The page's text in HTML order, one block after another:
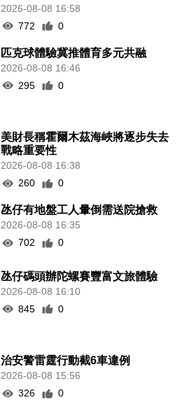
2026-08-08 16:58
772
0
匹克球體驗冀推體育多元共融
2026-08-08 16:46
295
0
美財長稱霍爾木茲海峽將逐步失去
戰略重要性
2026-08-08 16:38
260
0
氹仔有地盤工人暈倒需送院搶救
2026-08-08 16:35
702
0
氹仔碼頭辦陀螺賽豐富文旅體驗
2026-08-08 16:10
845
0
治安警雷霆行動截6車違例
2026-08-08 15:56
326
0